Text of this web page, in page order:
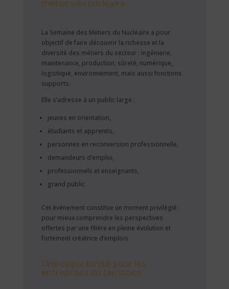
métiers du nucléaire
La Semaine des Métiers du Nucléaire a pour
objectif de faire découvrir la richesse et la
diversité des métiers du secteur : ingénierie,
maintenance, production, sûreté, numérique,
logistique, environnement, mais aussi fonctions
supports.
Elle s’adresse à un public large :
jeunes en orientation,
étudiants et apprentis,
personnes en reconversion professionnelle,
demandeurs d’emploi,
professionnels et enseignants,
grand public.
Cet événement constitue un moment privilégié
pour mieux comprendre les perspectives
offertes par une filière en pleine évolution et
fortement créatrice d’emplois.
Une opportunité pour les
entreprises du territoire